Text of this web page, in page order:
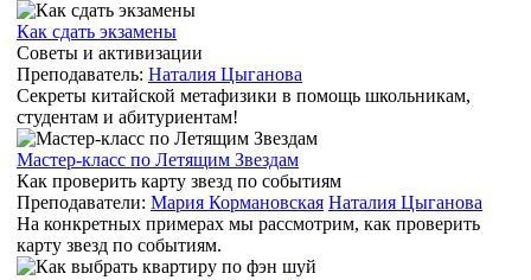
Как сдать экзамены
Советы и активизации
Преподаватель: Наталия Цыганова
Секреты китайской метафизики в помощь школьникам,
студентам и абитуриентам!
Мастер-класс по Летящим Звездам
Как проверить карту звезд по событиям
Преподаватели: Мария Кормановская Наталия Цыганова
На конкретных примерах мы рассмотрим, как проверить
карту звезд по событиям.